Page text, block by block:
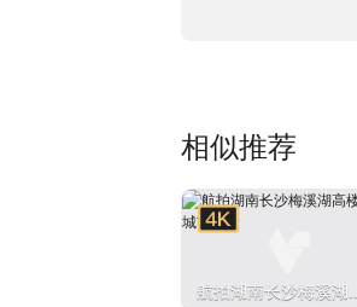
相似推荐
航拍湖南长沙梅溪湖高